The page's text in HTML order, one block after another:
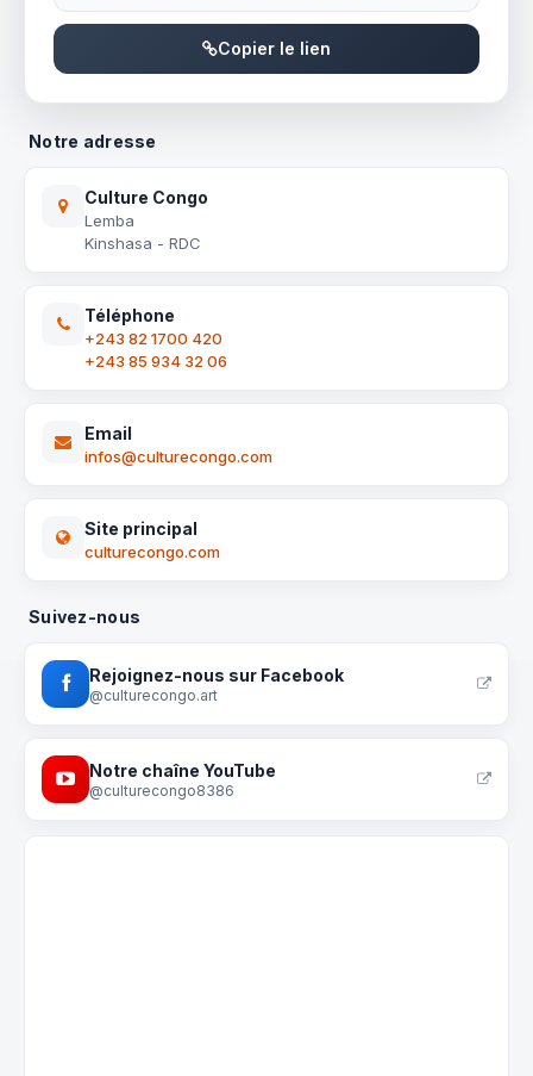
Copier le lien
Notre adresse
Culture Congo
Lemba
Kinshasa - RDC
Téléphone
+243 82 1700 420
+243 85 934 32 06
Email
infos@culturecongo.com
Site principal
culturecongo.com
Suivez-nous
Rejoignez-nous sur Facebook
@culturecongo.art
Notre chaîne YouTube
@culturecongo8386